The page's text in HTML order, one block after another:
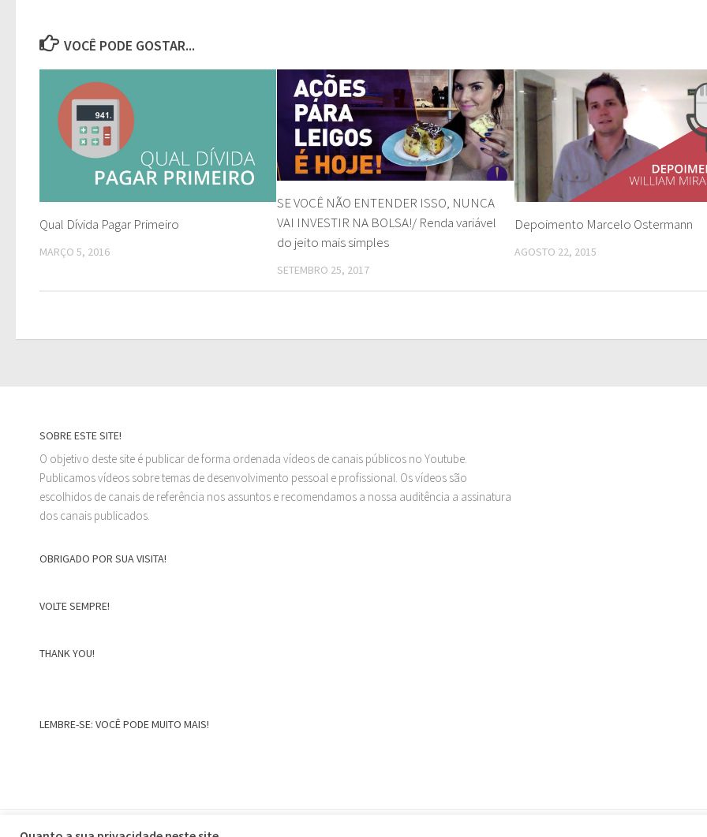
VOCÊ PODE GOSTAR...
Qual Dívida Pagar Primeiro
MARÇO 5, 2016
SE VOCÊ NÃO ENTENDER ISSO, NUNCA
VAI INVESTIR NA BOLSA!/ Renda variável
do jeito mais simples
SETEMBRO 25, 2017
Depoimento Marcelo Ostermann
AGOSTO 22, 2015
SOBRE ESTE SITE!
O objetivo deste site é publicar de forma ordenada vídeos de canais públicos no Youtube.
Publicamos vídeos sobre temas de desenvolvimento pessoal e profissional. Os vídeos são
escolhidos de canais de referência nos assuntos e recomendamos a nossa auditência a assinatura
dos canais publicados.
OBRIGADO POR SUA VISITA!
VOLTE SEMPRE!
THANK YOU!
LEMBRE-SE: VOCÊ PODE MUITO MAIS!